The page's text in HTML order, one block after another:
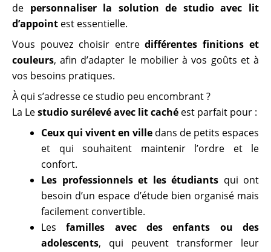
de personnaliser la solution de studio avec lit
d’appoint est essentielle.
Vous pouvez choisir entredifférentes finitions et
couleurs, afin d’adapter le mobilier à vos goûts et à
vos besoins pratiques.
À qui s’adresse ce studio peu encombrant ?
La Lestudio surélevé avec lit caché est parfait pour :
Ceux qui vivent en ville dans de petits espaces
et qui souhaitent maintenir l’ordre et le
confort.
Les professionnels et les étudiants qui ont
besoin d’un espace d’étude bien organisé mais
facilement convertible.
Lesfamilles avec des enfants ou des
adolescents, qui peuvent transformer leur